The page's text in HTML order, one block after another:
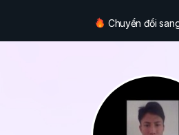
Chuyển đổi